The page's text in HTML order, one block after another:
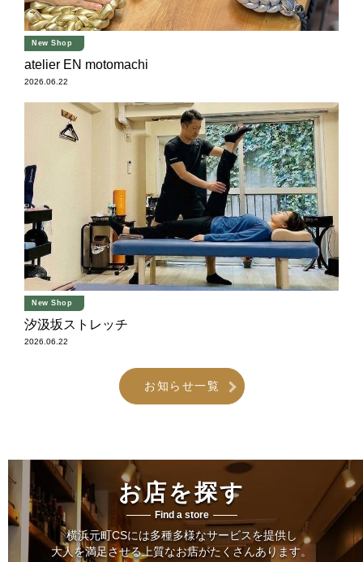
New Shop
atelier EN motomachi
2026.06.22
New Shop
汐汲坂ストレッチ
2026.06.22
お知らせ一覧
お店を探す
Find a store
横浜元町CSには多種多様なサービスを提供し
大人を満足させる上質なお店がたくさんあります。